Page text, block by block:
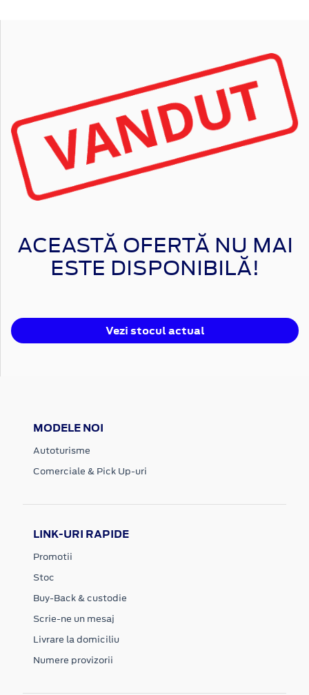
ACEASTĂ OFERTĂ NU MAI
ESTE DISPONIBILĂ!
Vezi stocul actual
MODELE NOI
Autoturisme
Comerciale & Pick Up-uri
LINK-URI RAPIDE
Promotii
Stoc
Buy-Back & custodie
Scrie-ne un mesaj
Livrare la domiciliu
Numere provizorii